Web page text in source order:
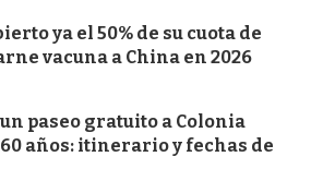
ya el 50% de su cuota de
vacuna a China en 2026
paseo gratuito a Colonia
años: itinerario y fechas de